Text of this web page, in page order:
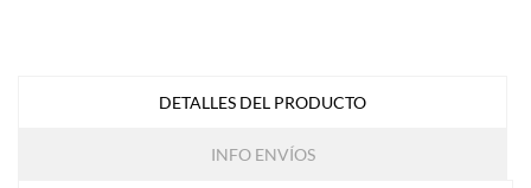
DETALLES DEL PRODUCTO
INFO ENVÍOS